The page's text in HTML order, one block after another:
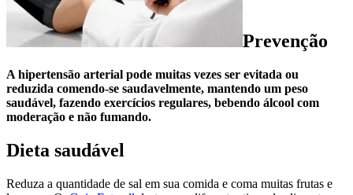
Prevenção
A hipertensão arterial pode muitas vezes ser evitada ou
reduzida comendo-se saudavelmente, mantendo um peso
saudável, fazendo exercícios regulares, bebendo álcool com
moderação e não fumando.
Dieta saudável
Reduza a quantidade de sal em sua comida e coma muitas frutas e